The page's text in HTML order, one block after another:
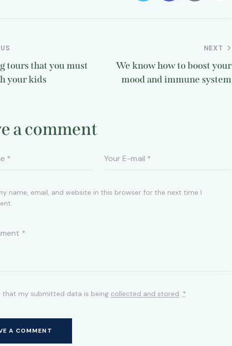
tours that you must
your kids
NEXT
We know how to boost your
mood and immune system
a comment
name, email, and website in this browser for the next time I
that my submitted data is being collected and stored. *